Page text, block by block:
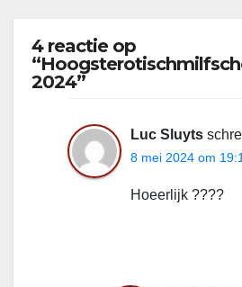
4 reactie op
2024”
Luc Sluyts
8 mei 2024 om
Hoeerlijk ????